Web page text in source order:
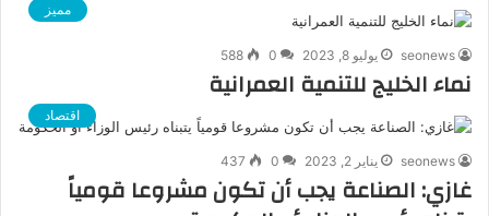
مميز
seonews يوليو 8, 2023 0
588
نماء الخليج للتنمية العمرانية
اقتصاد
seonews يناير 2, 2023 0
437
غازي: الصناعة يجب أن تكون مشروعا قومياً